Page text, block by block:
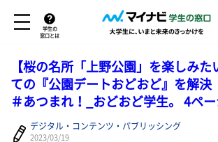
学生の
窓口とは
【桜の名所「上野公園」を楽しみ
ての『公園デートおどおど』を解決
＃あつまれ！_おどおど学生。 4ペー
デジタル・コンテンツ・パブリッシング
2023/03/19